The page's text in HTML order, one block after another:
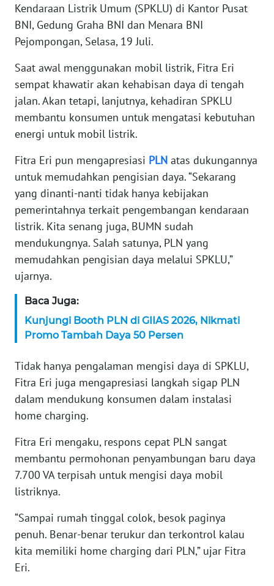
Kendaraan Listrik Umum (SPKLU) di Kantor Pusat
BNI, Gedung Graha BNI dan Menara BNI
Pejompongan, Selasa, 19 Juli.
Saat awal menggunakan mobil listrik, Fitra Eri
sempat khawatir akan kehabisan daya di tengah
jalan. Akan tetapi, lanjutnya, kehadiran SPKLU
membantu konsumen untuk mengatasi kebutuhan
energi untuk mobil listrik.
Fitra Eri pun mengapresiasi PLN atas dukungannya
untuk memudahkan pengisian daya. “Sekarang
yang dinanti-nanti tidak hanya kebijakan
pemerintahnya terkait pengembangan kendaraan
listrik. Kita senang juga, BUMN sudah
mendukungnya. Salah satunya, PLN yang
memudahkan pengisian daya melalui SPKLU,”
ujarnya.
Baca Juga:
Kunjungi Booth PLN di GIIAS 2026, Nikmati
Promo Tambah Daya 50 Persen
Tidak hanya pengalaman mengisi daya di SPKLU,
Fitra Eri juga mengapresiasi langkah sigap PLN
dalam mendukung konsumen dalam instalasi
home charging.
Fitra Eri mengaku, respons cepat PLN sangat
membantu permohonan penyambungan baru daya
7.700 VA terpisah untuk mengisi daya mobil
listriknya.
“Sampai rumah tinggal colok, besok paginya
penuh. Benar-benar terukur dan terkontrol kalau
kita memiliki home charging dari PLN,” ujar Fitra
Eri.
WN
NTT
KEPRI
WN
PAPUA
PAPUA
BARAT
WN
RIAU
SERAMBI
WN
WN
NTB
WN
SULTENG
WN
SULBAR
WN
BABEL